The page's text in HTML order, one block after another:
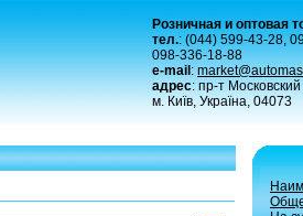
Розничная и оптовая
тел.: (044) 599-43-28,
098-336-18-88
e-mail :
адрес: пр-т
м. Київ, Україна, 04073